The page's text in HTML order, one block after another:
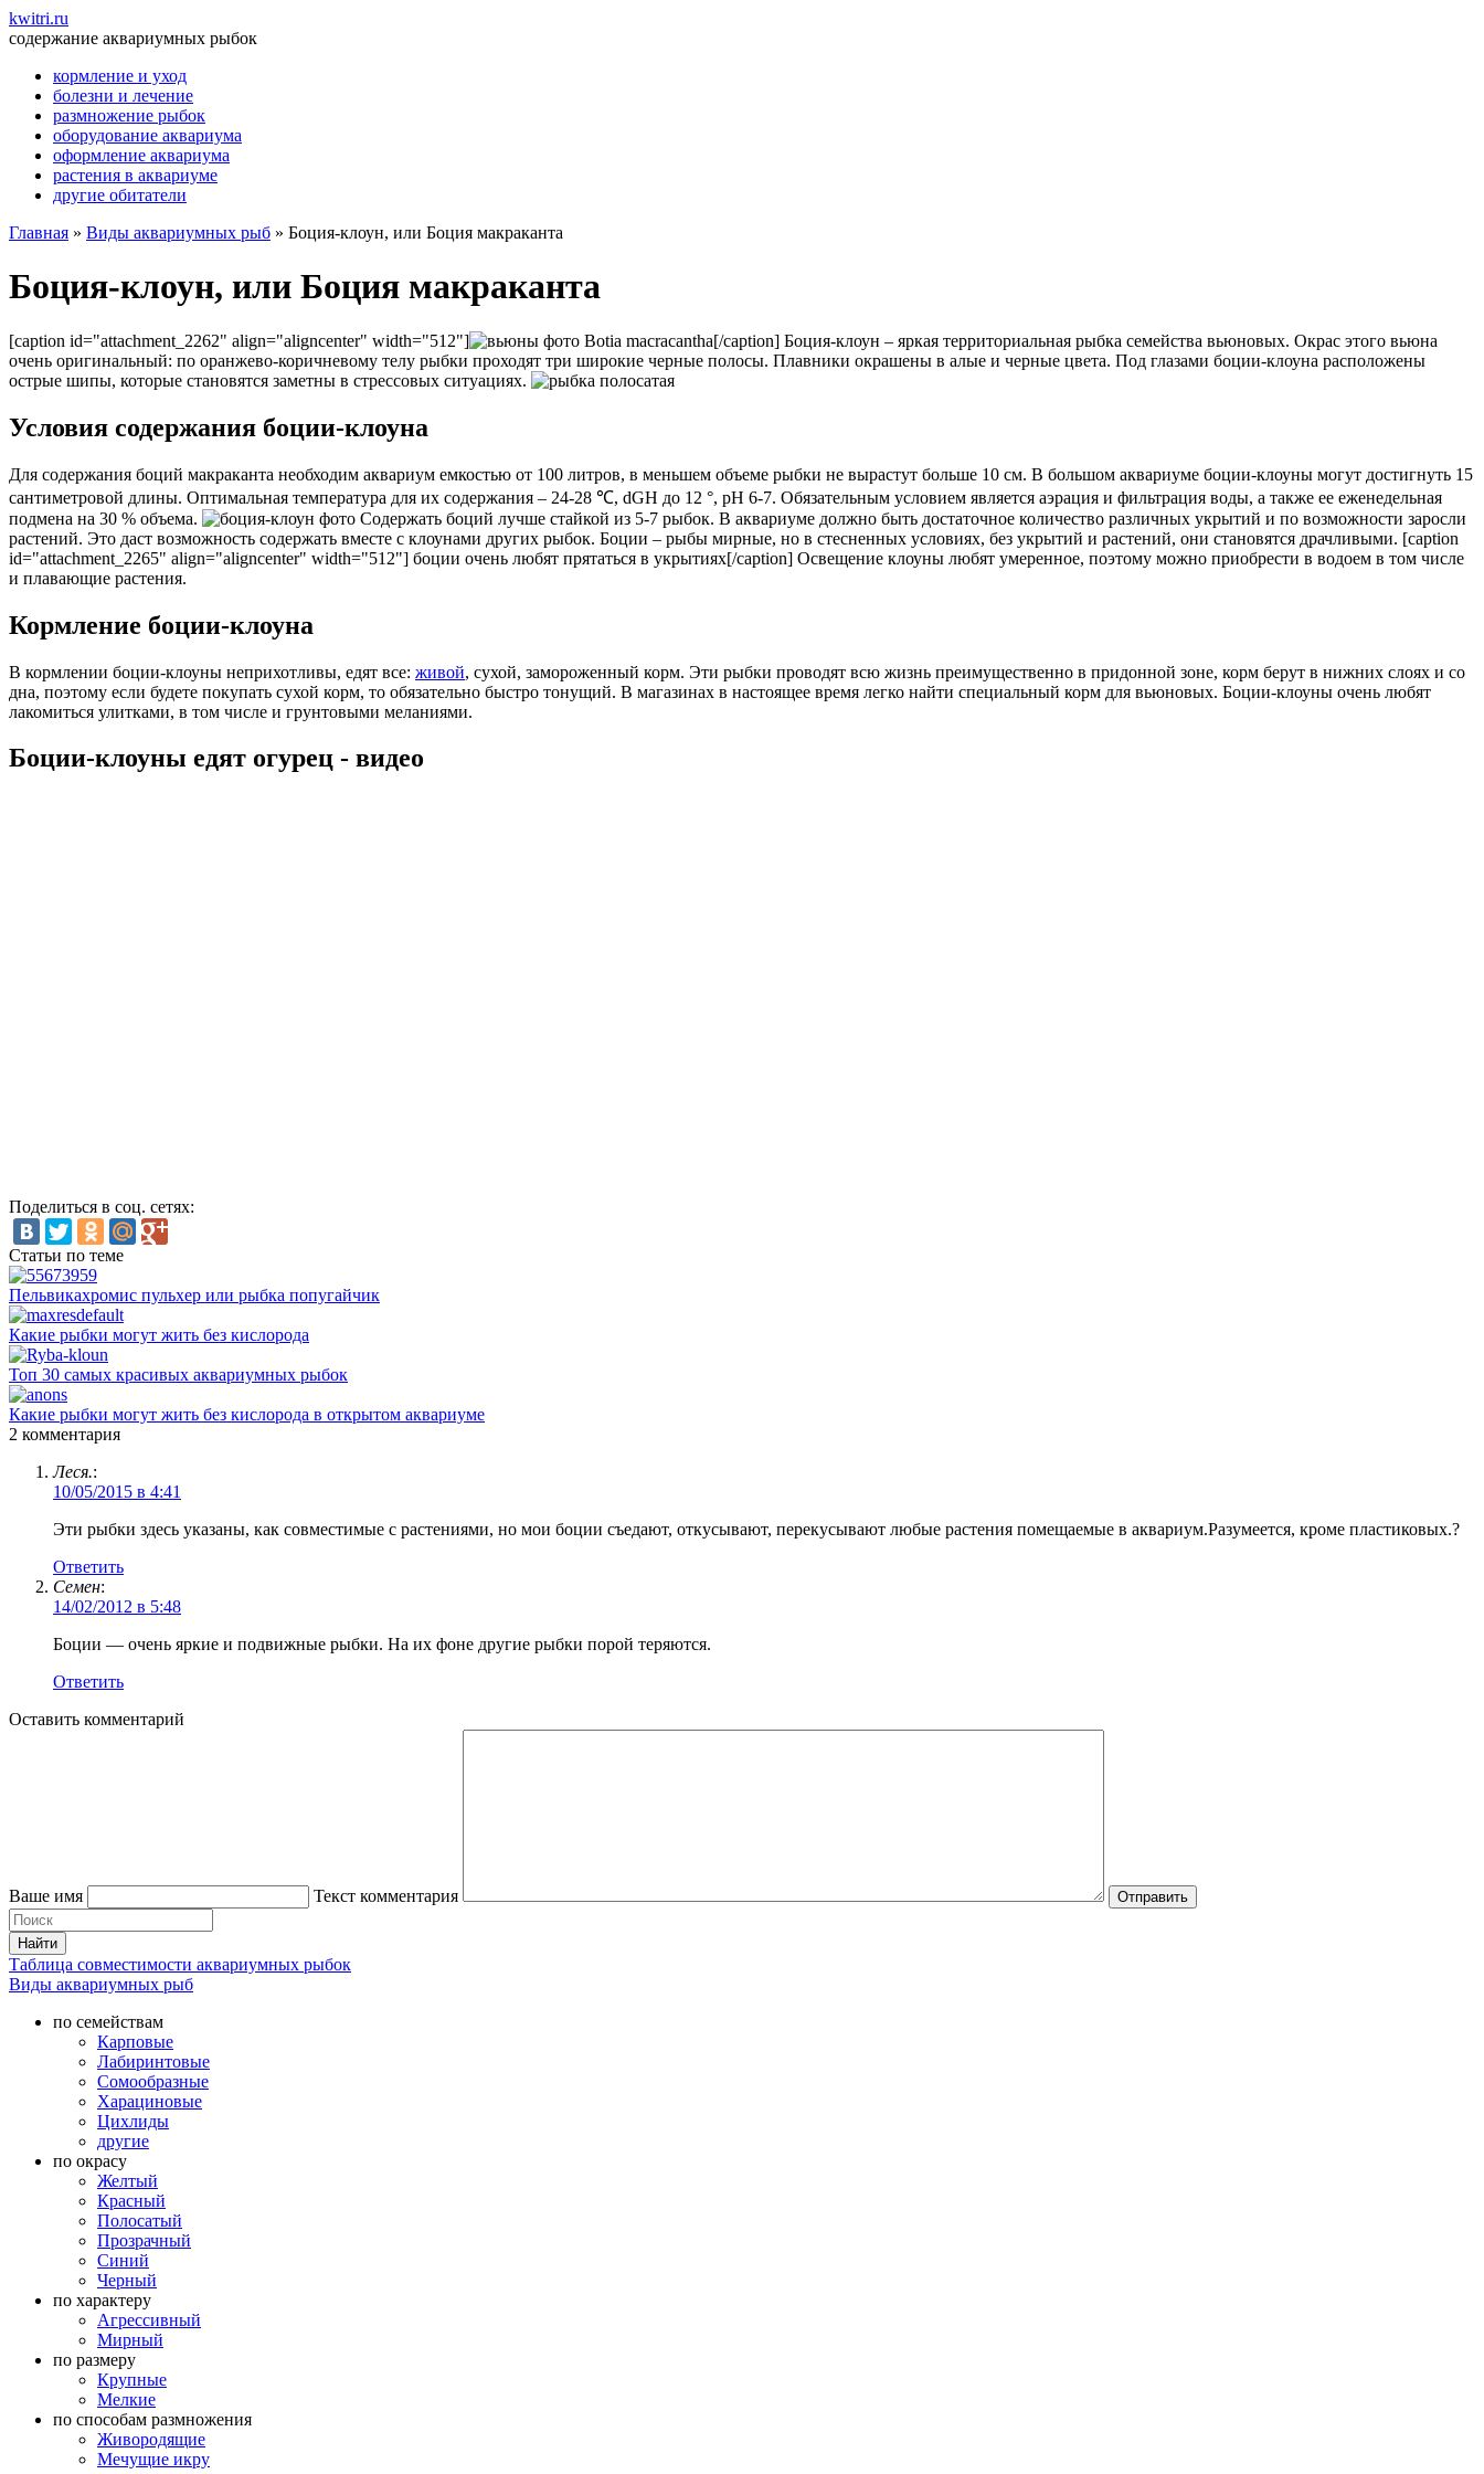
kwitri.ru
содержание аквариумных рыбок
кормление и уход
болезни и лечение
размножение рыбок
оборудование аквариума
оформление аквариума
растения в аквариуме
другие обитатели
Главная » Виды аквариумных рыб » Боция-клоун, или Боция макраканта
Боция-клоун, или Боция макраканта
[caption id="attachment_2262" align="aligncenter" width="512"]
Botia macracantha[/caption] Боция-клоун – яркая территориальная рыбка семейства вьюновых. Окрас этого вьюна
очень оригинальный: по оранжево-коричневому телу рыбки проходят три широкие черные полосы. Плавники окрашены в алые и черные цвета. Под глазами боции-клоуна расположены
острые шипы, которые становятся заметны в стрессовых ситуациях.
Условия содержания боции-клоуна
Для содержания боций макраканта необходим аквариум емкостью от 100 литров, в меньшем объеме рыбки не вырастут больше 10 см. В большом аквариуме боции-клоуны могут достигнуть 15
сантиметровой длины. Оптимальная температура для их содержания – 24-28 ℃, dGH до 12 °, pH 6-7. Обязательным условием является аэрация и фильтрация воды, а также ее еженедельная
подмена на 30 % объема.
Содержать боций лучше стайкой из 5-7 рыбок. В аквариуме должно быть достаточное количество различных укрытий и по возможности заросли
растений. Это даст возможность содержать вместе с клоунами других рыбок. Боции – рыбы мирные, но в стесненных условиях, без укрытий и растений, они становятся драчливыми. [caption
id="attachment_2265" align="aligncenter" width="512"] боции очень любят прятаться в укрытиях[/caption] Освещение клоуны любят умеренное, поэтому можно приобрести в водоем в том числе
и плавающие растения.
Кормление боции-клоуна
В кормлении боции-клоуны неприхотливы, едят все: живой, сухой, замороженный корм. Эти рыбки проводят всю жизнь преимущественно в придонной зоне, корм берут в нижних слоях и со
дна, поэтому если будете покупать сухой корм, то обязательно быстро тонущий. В магазинах в настоящее время легко найти специальный корм для вьюновых. Боции-клоуны очень любят
лакомиться улитками, в том числе и грунтовыми меланиями.
Боции-клоуны едят огурец - видео
Поделиться в соц. сетях:
Статьи по теме
Пельвикахромис пульхер или рыбка попугайчик
Какие рыбки могут жить без кислорода
Топ 30 самых красивых аквариумных рыбок
Какие рыбки могут жить без кислорода в открытом аквариуме
2 комментария
Леся.:
10/05/2015 в 4:41
Эти рыбки здесь указаны, как совместимые с растениями, но мои боции съедают, откусывают, перекусывают любые растения помещаемые в аквариум.Разумеется, кроме пластиковых.?
Ответить
Семен:
14/02/2012 в 5:48
Боции — очень яркие и подвижные рыбки. На их фоне другие рыбки порой теряются.
Ответить
Оставить комментарий
Ваше имя Текст комментария
Таблица совместимости аквариумных рыбок
Виды аквариумных рыб
по семействам
Карповые
Лабиринтовые
Сомообразные
Харациновые
Цихлиды
другие
по окрасу
Желтый
Красный
Полосатый
Прозрачный
Синий
Черный
по характеру
Агрессивный
Мирный
по размеру
Крупные
Мелкие
по способам размножения
Живородящие
Мечущие икру